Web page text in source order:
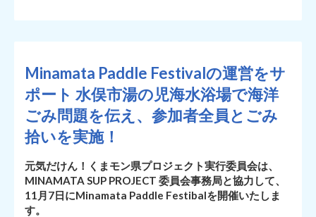
Minamata Paddle Festivalの運営をサ
ポート 水俣市湯の児海水浴場で海洋
ごみ問題を伝え、参加者全員とごみ
拾いを実施！
元気だけん！くまモン県プロジェクト実行委員会は、
MINAMATA SUP PROJECT 委員会事務局と協力して、
11月7日にMinamata Paddle Festibalを開催いたしま
す。